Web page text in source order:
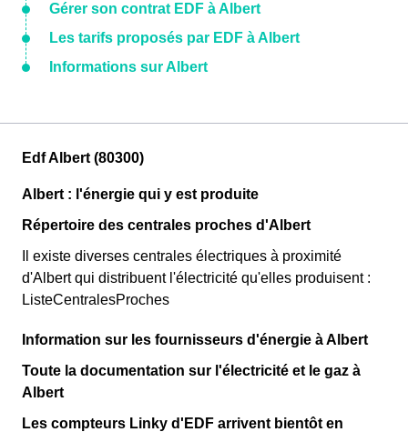
Gérer son contrat EDF à Albert
Les tarifs proposés par EDF à Albert
Informations sur Albert
Edf Albert (80300)
Albert : l'énergie qui y est produite
Répertoire des centrales proches d'Albert
Il existe diverses centrales électriques à proximité
d'Albert qui distribuent l'électricité qu'elles produisent :
ListeCentralesProches
Information sur les fournisseurs d'énergie à Albert
Toute la documentation sur l'électricité et le gaz à
Albert
Les compteurs Linky d'EDF arrivent bientôt en